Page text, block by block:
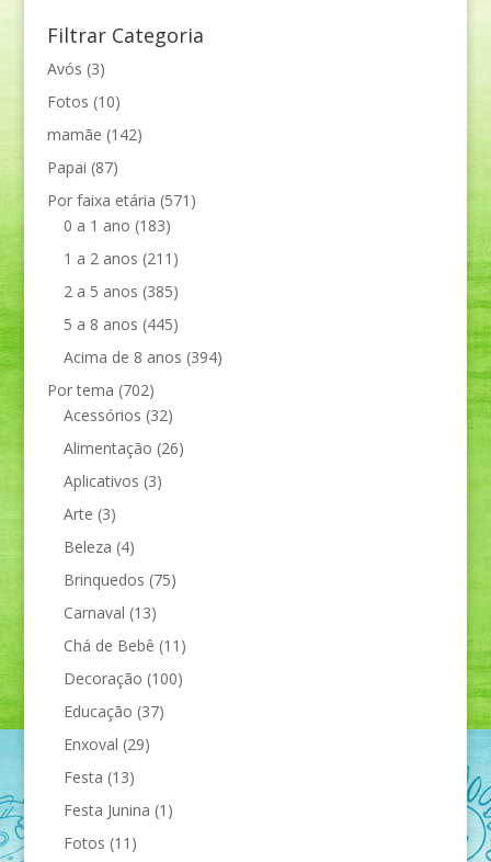
Filtrar Categoria
Avós (3)
Fotos (10)
mamãe (142)
Papai (87)
Por faixa etária (571)
0 a 1 ano (183)
1 a 2 anos (211)
2 a 5 anos (385)
5 a 8 anos (445)
Acima de 8 anos (394)
Por tema (702)
Acessórios (32)
Alimentação (26)
Aplicativos (3)
Arte (3)
Beleza (4)
Brinquedos (75)
Carnaval (13)
Chá de Bebê (11)
Decoração (100)
Educação (37)
Enxoval (29)
Festa (13)
Festa Junina (1)
Fotos (11)